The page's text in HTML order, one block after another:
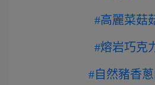
#高麗菜菇
#熔岩巧克
#自然豬香